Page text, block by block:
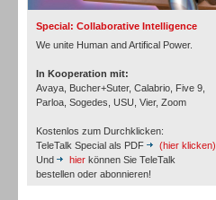
Special: Collaborative Intelligence
We unite Human and Artifical Power.
In Kooperation mit:
Avaya, Bucher+Suter, Calabrio, Five 9,
Parloa, Sogedes, USU, Vier, Zoom
Kostenlos zum Durchklicken:
TeleTalk Special als PDF
(hier klicken)
Und
hier können Sie TeleTalk
bestellen oder abonnieren!